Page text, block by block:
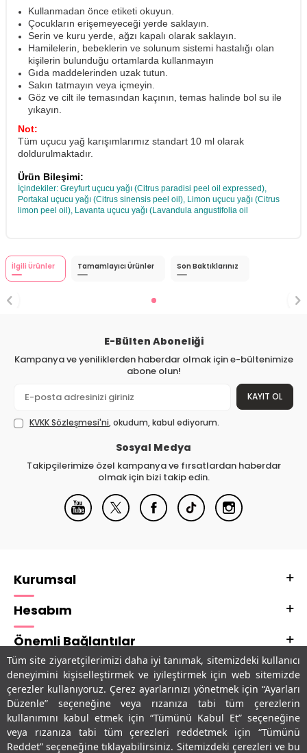
Tüm site ziyaretçilerimizi daha iyi tanımak, sitemizdeki kullanıcı
deneyimini kişiselleştirmek ve iyileştirmek için web sitemizde
çerezler kullanıyoruz. Çerez ayarlarınızı yönetmek için “Ayarları
Düzenle” seçeneğine veya rızanıza tabi tüm çerezlerin
kullanımını kabul etmek için “Tümünü Kabul Et” seçeneğine
veya rızanıza tabi tüm çerezleri reddetmek için “Tümünü
Reddet” seçeneğine tıklayabilirsiniz. Sitemizdeki çerezleri ve bu
Kullanmadan önce etiketi okuyun.
Çocukların erişemeyeceği yerde saklayın.
Serin ve kuru yerde, ağzı kapalı olarak saklayın.
Hamilelerin, bebeklerin ve solunum sistemi hastalığı olan
kişilerin bulunduğu ortamlarda kullanmayın
Gıda maddelerinden uzak tutun.
Sakın tatmayın veya içmeyin.
Göz ve cilt ile temasından kaçının, temas halinde bol su ile
yıkayın.
Not:
Tüm uçucu yağ karışımlarımız standart 10 ml olarak
doldurulmaktadır.
Ürün Bileşimi:
İçindekiler: Greyfurt uçucu yağı (Citrus paradisi peel oil expressed),
Portakal uçucu yağı (Citrus sinensis peel oil), Limon uçucu yağı (Citrus
limon peel oil), Lavanta uçucu yağı (Lavandula angustifolia oil
İlgili Ürünler Tamamlayıcı Ürünler Son Baktıklarınız
E-Bülten Aboneliği
Kampanya ve yeniliklerden haberdar olmak için e-bültenimize
abone olun!
KAYIT OL
KVKK Sözleşmesi'ni, okudum, kabul ediyorum.
Sosyal Medya
Takipçilerimize özel kampanya ve fırsatlardan haberdar
olmak için bizi takip edin.
Kurumsal
Hesabım
Önemli Bağlantılar
Adres & İletişim
Uygulamalarımız